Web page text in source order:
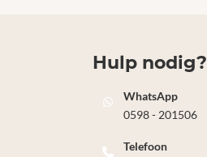
Hulp nodig?
WhatsApp
0598 - 201506
Telefoon